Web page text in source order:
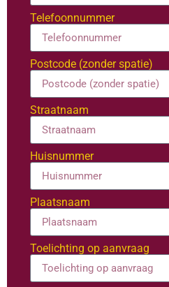
Telefoonnummer
Postcode (zonder spatie)
Straatnaam
Huisnummer
Plaatsnaam
Toelichting op aanvraag